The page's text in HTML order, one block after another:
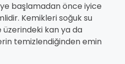
başlamadan önce iyice
Kemikleri soğuk su
üzerindeki kan ya da
temizlendiğinden emin